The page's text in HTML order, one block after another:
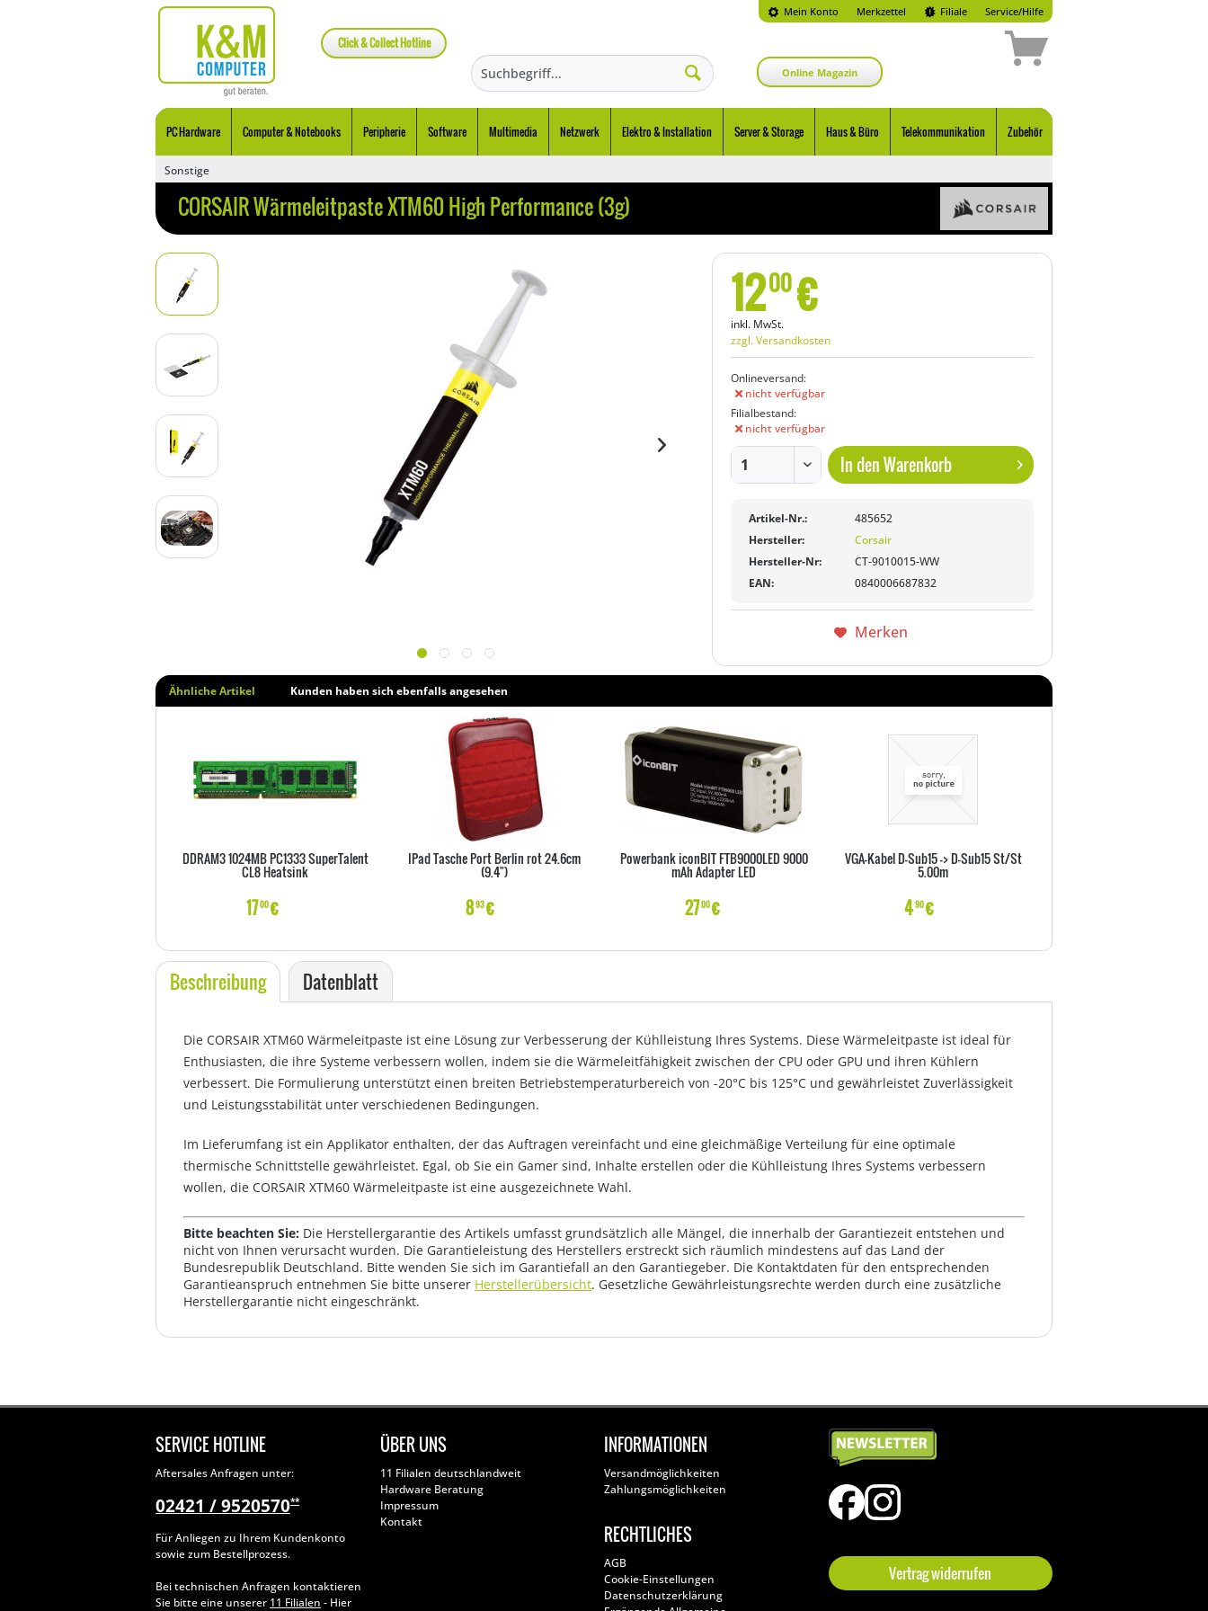
Mein Konto Merkzettel
Click & Collect Hotline
Filiale Service/Hilfe
Online Magazin
PC Hardware Computer & Notebooks Peripherie Software Multimedia Netzwerk Elektro & Installation Server & Storage Haus & Büro Telekommunikation Zubehör
Sonstige
CORSAIR Wärmeleitpaste XTM60 High Performance (3g)
1200€
inkl. MwSt.
zzgl. Versandkosten
Onlineversand:
nicht verfügbar
Filialbestand:
nicht verfügbar
In denWarenkorb
Artikel-Nr.:
485652
Hersteller:
Corsair
Hersteller-Nr:
CT-9010015-WW
EAN:
0840006687832
Merken
Ähnliche Artikel Kunden haben sich ebenfalls angesehen
DDRAM3 1024MB PC1333 SuperTalent
CL8 Heatsink
1700€
IPad Tasche Port Berlin rot 24.6cm
(9.4")
893€
Powerbank iconBIT FTB9000LED 9000
mAh Adapter LED
2700€
VGA-Kabel D-Sub15 -> D-Sub15 St/St
5.00m
490€
Beschreibung Datenblatt
Die CORSAIR XTM60 Wärmeleitpaste ist eine Lösung zur Verbesserung der Kühlleistung Ihres Systems. Diese Wärmeleitpaste ist ideal für
Enthusiasten, die ihre Systeme verbessern wollen, indem sie die Wärmeleitfähigkeit zwischen der CPU oder GPU und ihren Kühlern
verbessert. Die Formulierung unterstützt einen breiten Betriebstemperaturbereich von -20°C bis 125°C und gewährleistet Zuverlässigkeit
und Leistungsstabilität unter verschiedenen Bedingungen.
Im Lieferumfang ist ein Applikator enthalten, der das Auftragen vereinfacht und eine gleichmäßige Verteilung für eine optimale
thermische Schnittstelle gewährleistet. Egal, ob Sie ein Gamer sind, Inhalte erstellen oder die Kühlleistung Ihres Systems verbessern
wollen, die CORSAIR XTM60 Wärmeleitpaste ist eine ausgezeichnete Wahl.
Bitte beachten Sie: Die Herstellergarantie des Artikels umfasst grundsätzlich alle Mängel, die innerhalb der Garantiezeit entstehen und
nicht von Ihnen verursacht wurden. Die Garantieleistung des Herstellers erstreckt sich räumlich mindestens auf das Land der
Bundesrepublik Deutschland. Bitte wenden Sie sich im Garantiefall an den Garantiegeber. Die Kontaktdaten für den entsprechenden
Garantieanspruch entnehmen Sie bitte unserer Herstellerübersicht. Gesetzliche Gewährleistungsrechte werden durch eine zusätzliche
Herstellergarantie nicht eingeschränkt.
SERVICE HOTLINE
Aftersales Anfragen unter:
02421 / 9520570**
Für Anliegen zu Ihrem Kundenkonto
sowie zum Bestellprozess.
Bei technischen Anfragen kontaktieren
Sie bitte eine unserer 11 Filialen - Hier
ÜBER UNS
11 Filialen deutschlandweit
Hardware Beratung
Impressum
Kontakt
INFORMATIONEN
Versandmöglichkeiten
Zahlungsmöglichkeiten
RECHTLICHES
AGB
Cookie-Einstellungen
Datenschutzerklärung
Vertrag widerrufen